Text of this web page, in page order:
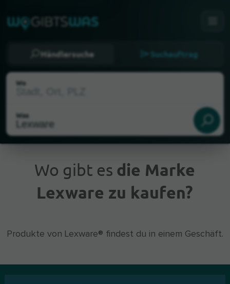
Händlersuche Suchauftrag
Wo
Was
Aktueller Standort
Wo gibt es die Marke
Lexware zu kaufen?
Produkte von Lexware® findest du in einem Geschäft.